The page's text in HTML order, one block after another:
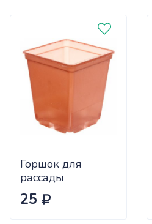
Горшок для
рассады
13*13квад.1,6л
КОР (25/150)
25